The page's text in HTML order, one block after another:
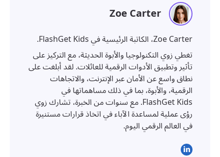
Zoe Carter
Zoe Carter، الكاتبة الرئيسية في FlashGet Kids.
تغطي زوي التكنولوجيا والأبوة الحديثة، مع التركيز على
تأثير وتطبيق الأدوات الرقمية للعائلات. لقد أبلغت على
نطاق واسع عن الأمان عبر الإنترنت، والاتجاهات
الرقمية، والأبوة، بما في ذلك مساهماتها في
FlashGet Kids. مع سنوات من الخبرة، تشارك زوي
رؤى عملية لمساعدة الآباء في اتخاذ قرارات مستنيرة
في العالم الرقمي اليوم.